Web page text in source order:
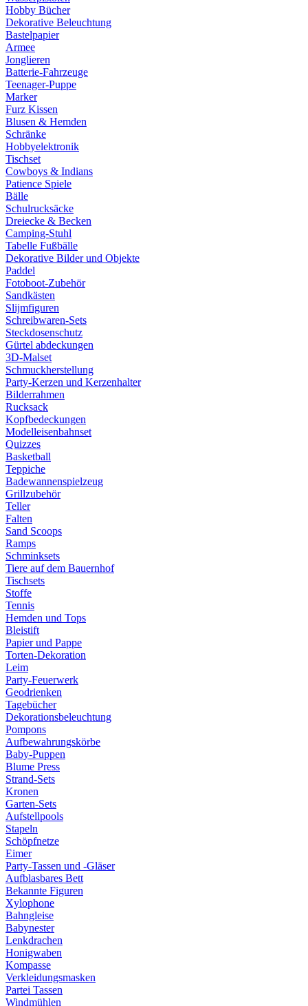
Hobby Bücher
Dekorative Beleuchtung
Bastelpapier
Armee
Jonglieren
Batterie-Fahrzeuge
Teenager-Puppe
Marker
Furz Kissen
Blusen & Hemden
Schränke
Hobbyelektronik
Tischset
Cowboys & Indians
Patience Spiele
Bälle
Schulrucksäcke
Dreiecke & Becken
Camping-Stuhl
Tabelle Fußbälle
Dekorative Bilder und Objekte
Paddel
Fotoboot-Zubehör
Sandkästen
Slijmfiguren
Schreibwaren-Sets
Steckdosenschutz
Gürtel abdeckungen
3D-Malset
Schmuckherstellung
Party-Kerzen und Kerzenhalter
Bilderrahmen
Rucksack
Kopfbedeckungen
Modelleisenbahnset
Quizzes
Basketball
Teppiche
Badewannenspielzeug
Grillzubehör
Teller
Falten
Sand Scoops
Ramps
Schminksets
Tiere auf dem Bauernhof
Tischsets
Stoffe
Tennis
Hemden und Tops
Bleistift
Papier und Pappe
Torten-Dekoration
Leim
Party-Feuerwerk
Geodrienken
Tagebücher
Dekorationsbeleuchtung
Pompons
Aufbewahrungskörbe
Baby-Puppen
Blume Press
Strand-Sets
Kronen
Garten-Sets
Aufstellpools
Stapeln
Schöpfnetze
Eimer
Party-Tassen und -Gläser
Aufblasbares Bett
Bekannte Figuren
Xylophone
Bahngleise
Babynester
Lenkdrachen
Honigwaben
Kompasse
Verkleidungsmasken
Partei Tassen
Windmühlen